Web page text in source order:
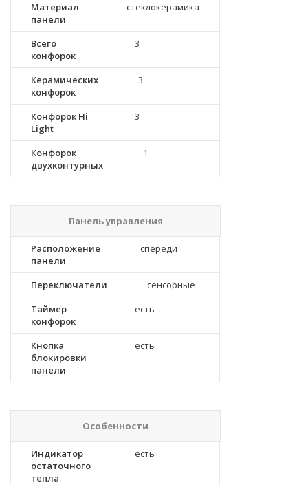
Материал
панели
стеклокерамика
Всего
конфорок
3
Керамических
конфорок
3
Конфорок Hi
Light
3
Конфорок
двухконтурных
1
Панель управления
Расположение
панели
спереди
Переключатели
сенсорные
Таймер
конфорок
есть
Кнопка
блокировки
панели
есть
Особенности
Индикатор
остаточного
тепла
есть